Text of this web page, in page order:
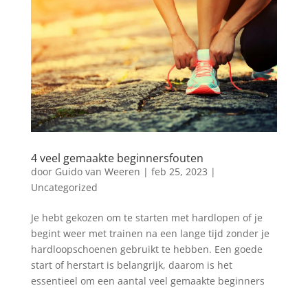
4 veel gemaakte beginnersfouten
door Guido van Weeren | feb 25, 2023 |
Uncategorized
Je hebt gekozen om te starten met hardlopen of je
begint weer met trainen na een lange tijd zonder je
hardloopschoenen gebruikt te hebben. Een goede
start of herstart is belangrijk, daarom is het
essentieel om een aantal veel gemaakte beginners